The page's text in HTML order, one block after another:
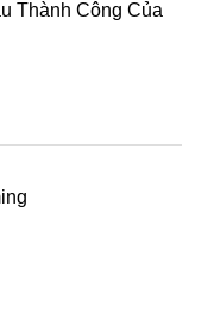
Thành Công Của